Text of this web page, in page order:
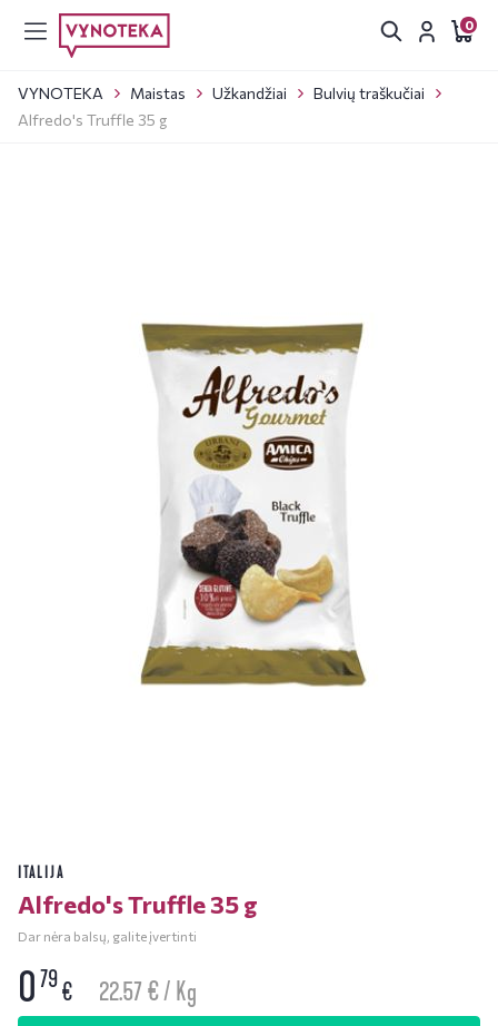
0
VYNOTEKA Maistas Užkandžiai
Bulvių traškučiai
Alfredo's Truffle 35 g
ITALIJA
Alfredo's Truffle 35 g
Dar nėra balsų, galite įvertinti
079€ 22.57 € / Kg